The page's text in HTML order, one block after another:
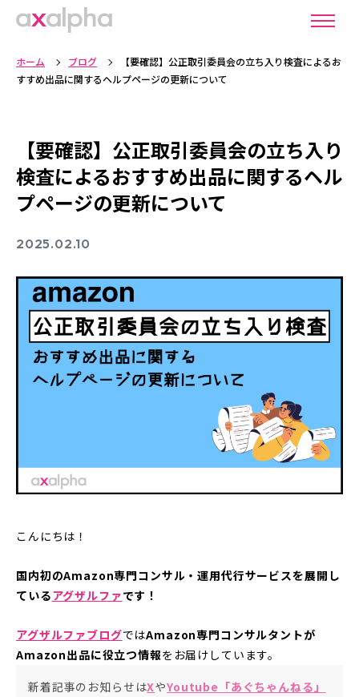
ホーム ブログ
【要確認】公正取引委員会の立ち入り検査によるお
すすめ出品に関するヘルプページの更新について
【要確認】公正取引委員会の立ち入り
検査によるおすすめ出品に関するヘル
プページの更新について
2025.02.10
こんにちは！
国内初のAmazon専門コンサル・運用代行サービスを展開し
ているアグザルファです！
アグザルファブログではAmazon専門コンサルタントが
Amazon出品に役立つ情報をお届けしています。
新着記事のお知らせはXやYoutube「あぐちゃんねる」